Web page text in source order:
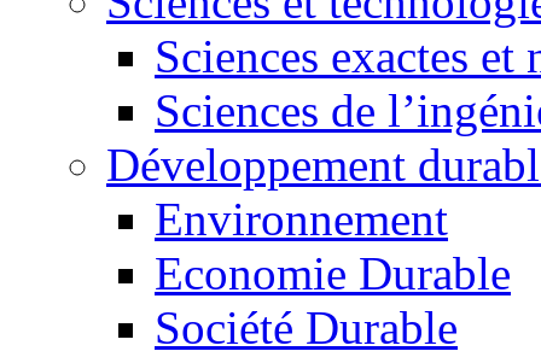
Sciences exactes et
Sciences de
Développement
Environnement
Economie Durable
Société Durable